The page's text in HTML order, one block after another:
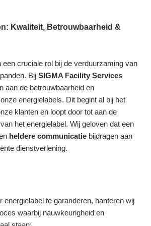
Kwaliteit, Betrouwbaarheid &
een cruciale rol bij de verduurzaming van
Bij SIGMA Facility Services
aan de betrouwbaarheid en
energielabels. Dit begint al bij het
klanten en loopt door tot aan de
het energielabel. Wij geloven dat een
heldere communicatie bijdragen aan
dienstverlening.
energielabel te garanderen, hanteren wij
waarbij nauwkeurigheid en